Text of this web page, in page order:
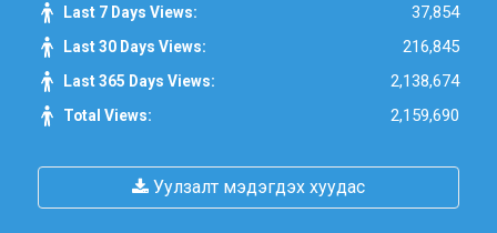
Last 7 Days Views: 37,854
Last 30 Days Views: 216,845
Last 365 Days Views: 2,138,674
Total Views: 2,159,690
Уулзалт мэдэгдэх хуудас